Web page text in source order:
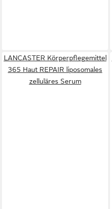
LANCASTER Körperpflegemittel
365 Haut REPAIR liposomales
zelluläres Serum